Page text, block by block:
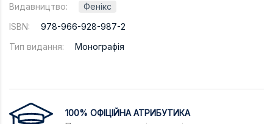
Видавництво:
Фенікс
ISBN:
978-966-928-987-2
Тип видання:
Монографія
100% ОФІЦІЙНА АТРИБУТИКА